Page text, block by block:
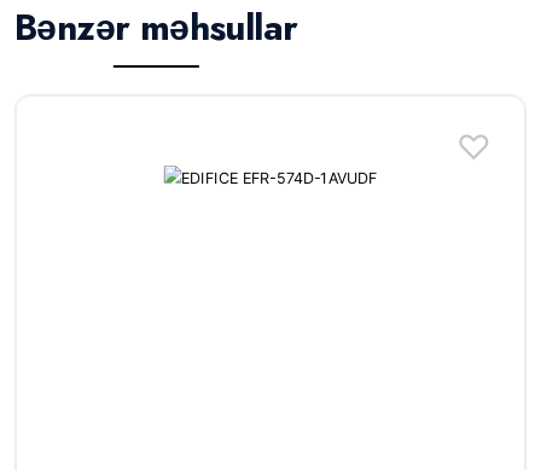
Bənzər məhsullar